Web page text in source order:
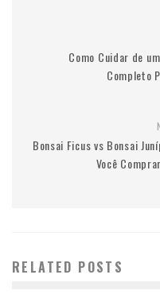
Como Cuidar de
Completo
Bonsai Ficus vs Bonsai
Você
RELATED POSTS